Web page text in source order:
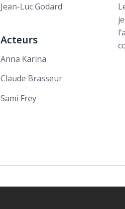
Jean-Luc Godard
Acteurs
Anna Karina
Claude Brasseur
Sami Frey